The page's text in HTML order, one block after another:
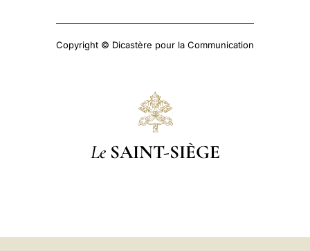
Copyright © Dicastère pour la Communication
Le SAINT-SIÈGE